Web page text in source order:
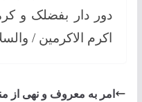
دور دار بفضلک و
اکرم الاکرمین /
امر به معروف و نهی از